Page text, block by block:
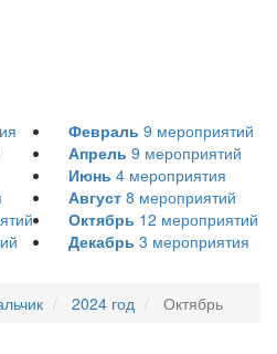
Февраль 9 мероприятий
Апрель 9 мероприятий
Июнь 4 мероприятия
Август 8 мероприятий
Октябрь 12 мероприятий
Декабрь 3 мероприятия
2024 год Октябрь